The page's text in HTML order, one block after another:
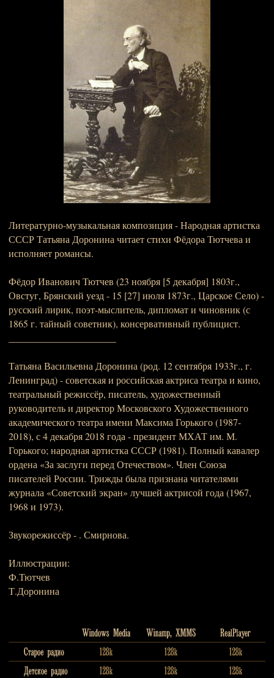
Литературно-музыкальная композиция - Народная артистка
СССР Татьяна Доронина читает стихи Фёдора Тютчева и
исполняет романсы.
Фёдор Иванович Тютчев (23 ноября [5 декабря] 1803г.,
Овстуг, Брянский уезд - 15 [27] июля 1873г., Царское Село) -
русский лирик, поэт-мыслитель, дипломат и чиновник (с
1865 г. тайный советник), консервативный публицист.
Татьяна Васильевна Доронина (род. 12 сентября 1933г., г.
Ленинград) - советская и российская актриса театра и кино,
театральный режиссёр, писатель, художественный
руководитель и директор Московского Художественного
академического театра имени Максима Горького (1987-
2018), с 4 декабря 2018 года - президент МХАТ им. М.
Горького; народная артистка СССР (1981). Полный кавалер
ордена «За заслуги перед Отечеством». Член Союза
писателей России. Трижды была признана читателями
журнала «Советский экран» лучшей актрисой года (1967,
1968 и 1973).
Звукорежиссёр - . Смирнова.
Иллюстрации:
Ф.Тютчев
Т.Доронина